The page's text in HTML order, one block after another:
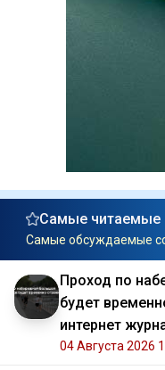
Самые читаемые
Самые обсуждаемые
Проход по
будет
интернет
04 Августа 2026